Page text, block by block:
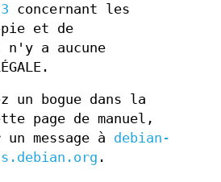
concernant les
et de
a aucune
un bogue dans la
page de manuel,
message à debian-
.